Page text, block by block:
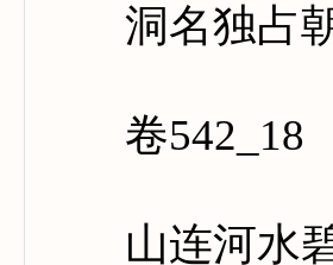
洞名独占朝
卷542_18
山连河水碧